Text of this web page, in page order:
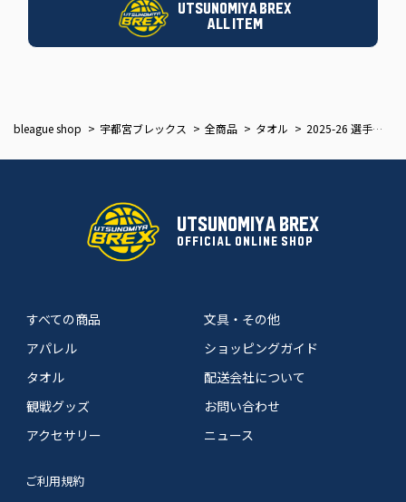
UTSUNOMIYA BREX
ALL ITEM
bleague shop 宇都宮ブレックス 全商品 タオル 2025-26 選手フェイスタオル
UTSUNOMIYA BREX
OFFICIAL ONLINE SHOP
すべての商品
アパレル
タオル
観戦グッズ
アクセサリー
文具・その他
ショッピングガイド
配送会社について
お問い合わせ
ニュース
ご利用規約